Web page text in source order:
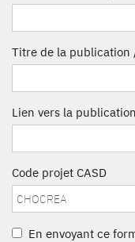
Titre de la publication
Lien vers la
Code projet CASD
En envoyant ce